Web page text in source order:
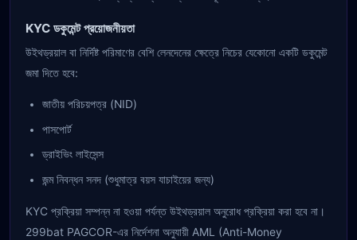
KYC ডকুমেন্ট প্রয়োজনীয়তা
উইথড্রয়াল বা নির্দিষ্ট পরিমাণের বেশি লেনদেনের ক্ষেত্রে নিচের যেকোনো একটি ডকুমেন্ট
জমা দিতে হবে:
জাতীয় পরিচয়পত্র (NID)
পাসপোর্ট
ড্রাইভিং লাইসেন্স
জন্ম নিবন্ধন সনদ (শুধুমাত্র বয়স যাচাইয়ের জন্য)
KYC প্রক্রিয়া সম্পন্ন না হওয়া পর্যন্ত উইথড্রয়াল অনুরোধ প্রক্রিয়া করা হবে না।
299bat PAGCOR-এর নির্দেশনা অনুযায়ী AML (Anti-Money